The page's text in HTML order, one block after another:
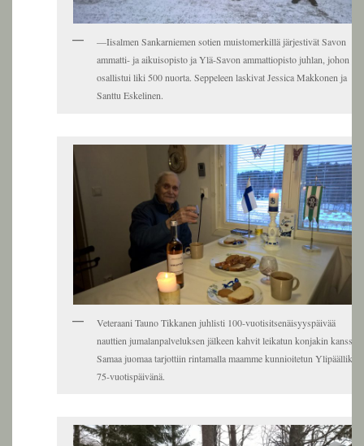
—Iisalmen Sankarniemen sotien muistomerkillä järjestivät Savon
ammatti- ja aikuisopisto ja Ylä-Savon ammattiopisto juhlan, johon
osallistui liki 500 nuorta. Seppeleen laskivat Jessica Makkonen ja
Santtu Eskelinen.
Veteraani Tauno Tikkanen juhlisti 100-vuotisitsenäisyyspäivää
nauttien jumalanpalveluksen jälkeen kahvit leikatun konjakin kanssa.
Samaa juomaa tarjottiin rintamalla maamme kunnioitetun Ylipäällikön
75-vuotispäivänä.